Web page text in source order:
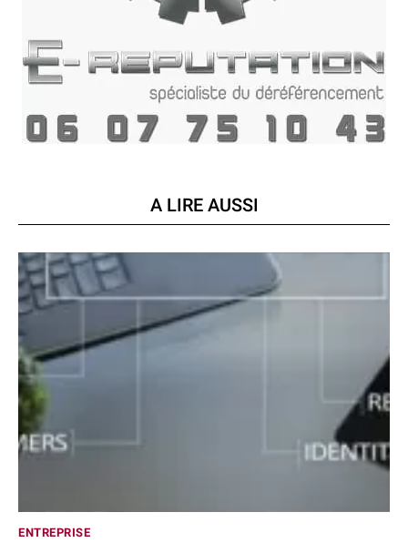
A LIRE AUSSI
ENTREPRISE